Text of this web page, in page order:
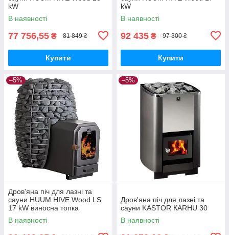
kW
В наявності
77 756,55 ₴ 81 849 ₴
Купити
kW
В наявності
92 435 ₴ 97 300 ₴
Купити
–5%
Дров'яна піч для лазні та
сауни HUUM HIVE Wood LS
17 kW виносна топка
В наявності
–5%
Дров'яна піч для лазні та
сауни KASTOR КARHU 30
В наявності